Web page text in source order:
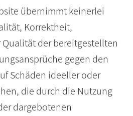
übernimmt keinerlei
Korrektheit,
der bereitgestellten
gegen den
Schäden ideeller oder
die durch die Nutzung
dargebotenen